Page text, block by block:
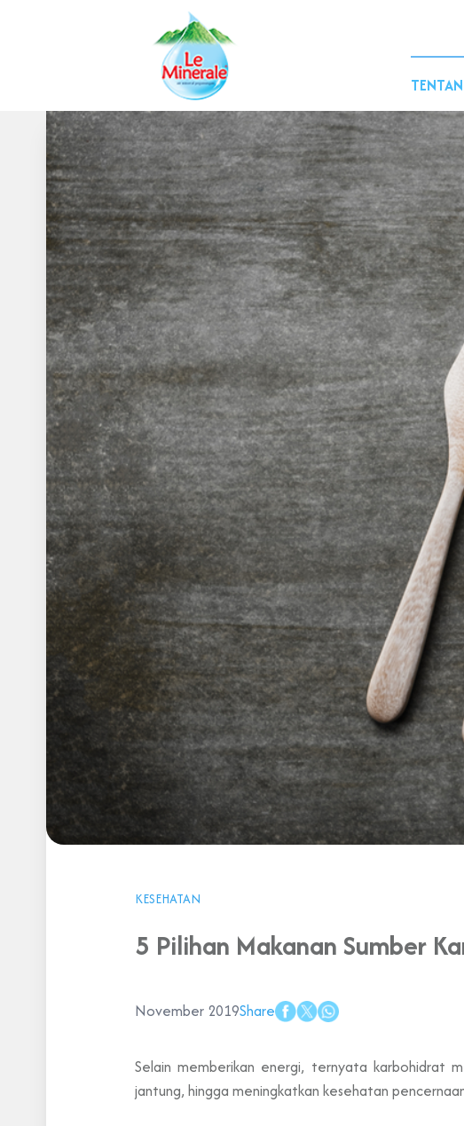
KESEHATAN
5 Pilihan Makanan Sumber
November 2019Share
Selain memberikan energi, ternyata karbohidrat
jantung, hingga meningkatkan kesehatan